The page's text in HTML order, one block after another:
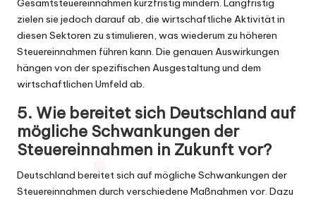
Gesamtsteuereinnahmen kurzfristig mindern. Langfristig
zielen sie jedoch darauf ab, die wirtschaftliche Aktivität in
diesen Sektoren zu stimulieren, was wiederum zu höheren
Steuereinnahmen führen kann. Die genauen Auswirkungen
hängen von der spezifischen Ausgestaltung und dem
wirtschaftlichen Umfeld ab.
5. Wie bereitet sich Deutschland auf
mögliche Schwankungen der
Steuereinnahmen in Zukunft vor?
Deutschland bereitet sich auf mögliche Schwankungen der
Steuereinnahmen durch verschiedene Maßnahmen vor. Dazu